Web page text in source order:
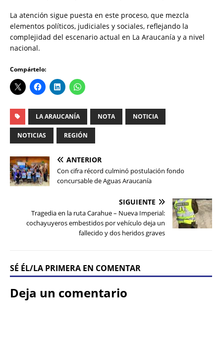
La atención sigue puesta en este proceso, que mezcla
elementos políticos, judiciales y sociales, reflejando la
complejidad del escenario actual en La Araucanía y a nivel
nacional.
Compártelo:
LA ARAUCANÍA NOTA NOTICIA
NOTICIAS REGIÓN
ANTERIOR
Con cifra récord culminó postulación fondo
concursable de Aguas Araucanía
SIGUIENTE
Tragedia en la ruta Carahue – Nueva Imperial:
cochayuyeros embestidos por vehículo deja un
fallecido y dos heridos graves
SÉ ÉL/LA PRIMERA EN COMENTAR
Deja un comentario